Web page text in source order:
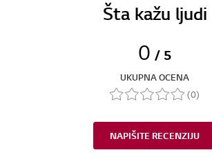
Šta kažu ljudi
0 / 5
UKUPNA OCENA
(0)
NAPIŠITE RECENZIJU